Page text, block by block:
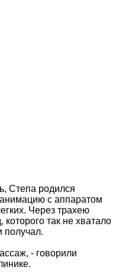
Степа родился
с аппаратом
Через трахею
которого так не хватало
получал.
- говорили